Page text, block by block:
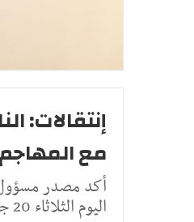
إنتقالات:
مع
أكد مصدر مسؤول
اليوم الثلاثاء 20 جوان 2023، أن إدارة الفريق في مفاوضات متقد